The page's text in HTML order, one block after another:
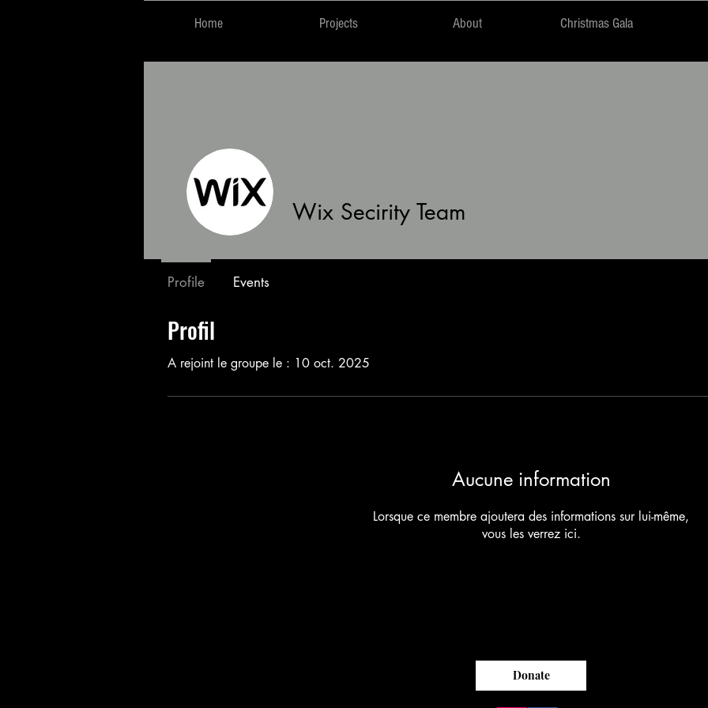
Home Projects About Christmas Gala
Profil
A rejoint le groupe le : 10 oct. 2025
Aucune information
Lorsque ce membre ajoutera des informations sur lui-même,
vous les verrez ici.
Wix Secirity Team
Profile Events
Donate